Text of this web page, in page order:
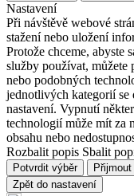
Nastavení
Při návštěvě webové
stažení nebo uložení
Protože chceme, abyste
služby používat, můžete
nebo podobných
jednotlivých kategorií se
nastavení. Vypnutí
technologií může mít za
obsahu nebo
Rozbalit popis Sbalit
Potvrdit výběr
Zpět do nastavení